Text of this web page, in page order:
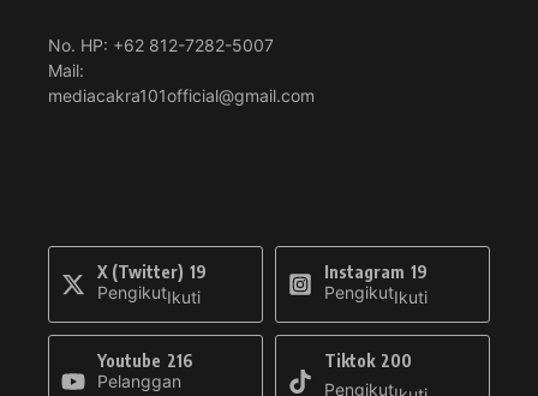
No. HP: +62 812-7282-5007
Mail:
mediacakra101official@gmail.com
X (Twitter) 19
PengikutIkuti
Instagram 19
PengikutIkuti
Youtube 216
Pelanggan
Tiktok 200
Pengikut